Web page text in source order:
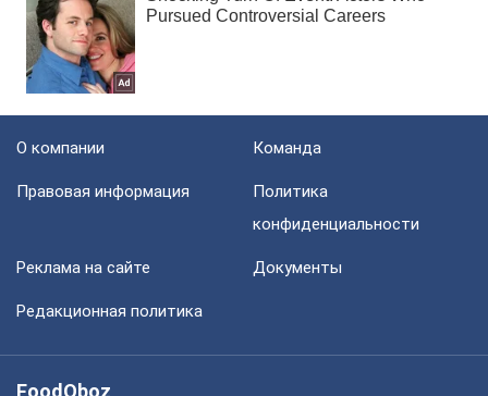
О компании Команда
Правовая информация
Политика
конфиденциальности
Реклама на сайте Документы
Редакционная политика